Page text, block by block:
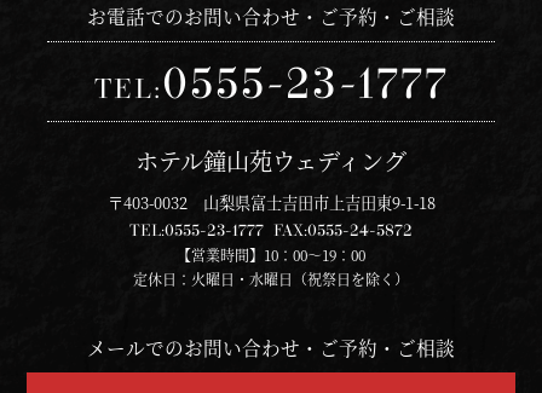
お電話でのお問い合わせ・ご予約・ご相談
TEL:0555-23-1777
ホテル鐘山苑ウェディング
〒403-0032 山梨県富士吉田市上吉田東9-1-18
TEL:0555-23-1777 FAX:0555-24-5872
【営業時間】10：00～19：00
定休日：火曜日・水曜日（祝祭日を除く）
メールでのお問い合わせ・ご予約・ご相談